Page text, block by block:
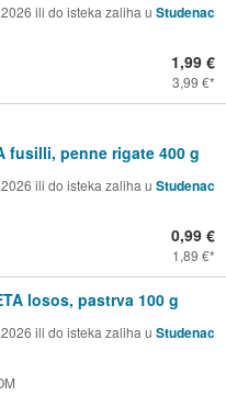
ili do isteka zaliha u Studenac
1,99 €
3,99 €
fusilli, penne rigate 400 g
ili do isteka zaliha u Studenac
0,99 €
1,89 €
losos, pastrva 100 g
ili do isteka zaliha u Studenac